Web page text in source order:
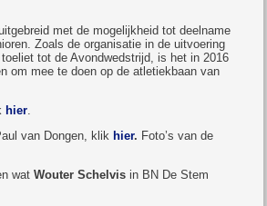
met de mogelijkheid tot deelname
Zoals de organisatie in de uitvoering
tot de Avondwedstrijd, is het in 2016
om mee te doen op de atletiekbaan van
hier.
van Dongen, klik hier. Foto’s van de
watWouter Schelvis in BN De Stem